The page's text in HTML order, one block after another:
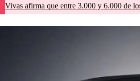
Vivas afirma que entre 3.000 y 6.000 de